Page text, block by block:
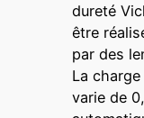
dureté
être
par des
La charge
varie de